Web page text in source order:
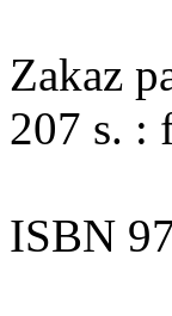
Zakaz
207 s. :
ISBN